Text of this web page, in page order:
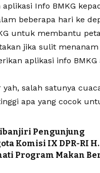
Info BMKG
beberapa hari ke
untuk membantu
jika sulit
aplikasi info
salah satunya
apa yang cocok
Pengunjung
Komisi IX DPR-RI
Program Makan